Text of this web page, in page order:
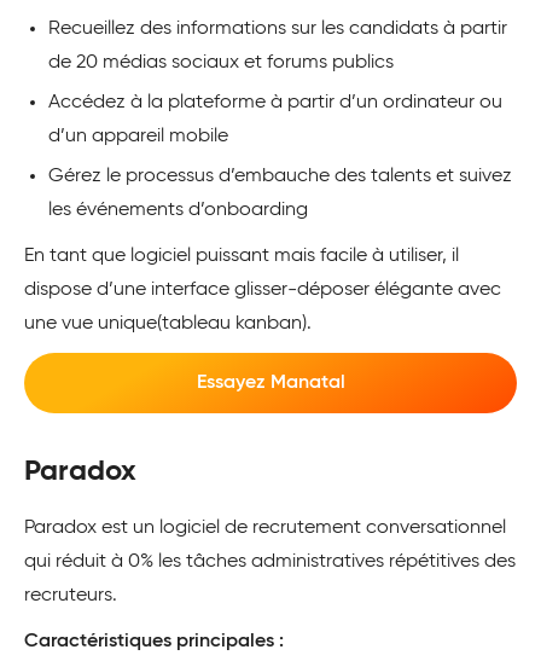
Recueillez des informations sur les candidats à partir
de 20 médias sociaux et forums publics
Accédez à la plateforme à partir d’un ordinateur ou
d’un appareil mobile
Gérez le processus d’embauche des talents et suivez
les événements d’onboarding
En tant que logiciel puissant mais facile à utiliser, il
dispose d’une interface glisser-déposer élégante avec
une vue unique(tableau kanban).
Essayez Manatal
Paradox
Paradox est un logiciel de recrutement conversationnel
qui réduit à 0% les tâches administratives répétitives des
recruteurs.
Caractéristiques principales :